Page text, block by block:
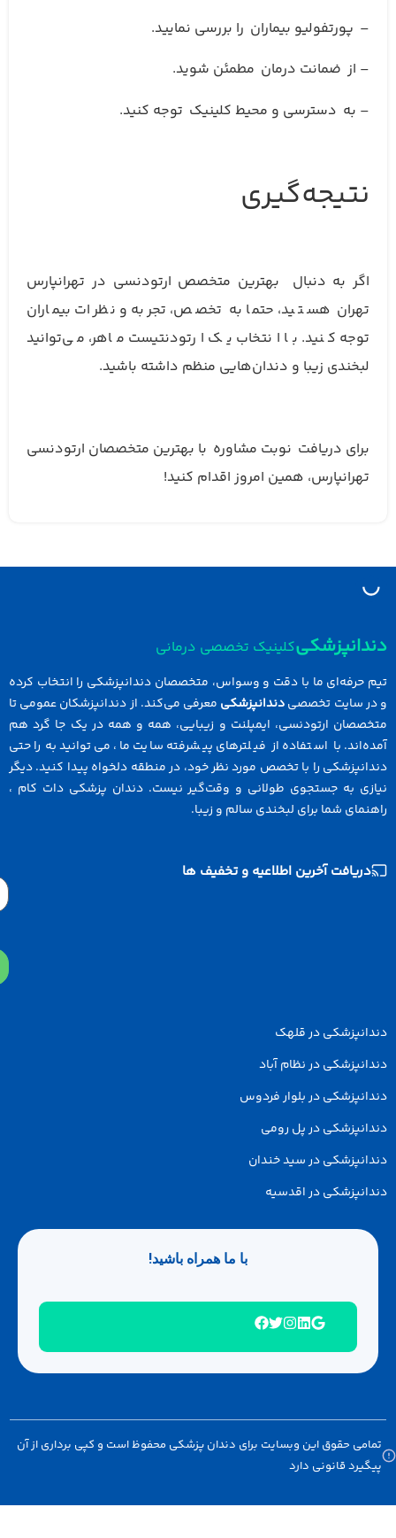
– پورتفولیو بیماران را بررسی نمایید.
– از ضمانت درمان مطمئن شوید.
– به دسترسی و محیط کلینیک توجه کنید.
نتیجه‌گیری
اگر به دنبال بهترین متخصص ارتودنسی در تهرانپارس
تهران هستید، حتما به تخصص، تجربه و نظرات بیماران
توجه کنید. با انتخاب یک ارتودنتیست ماهر، می‌توانید
لبخندی زیبا و دندان‌هایی منظم داشته باشید.
برای دریافت نوبت مشاوره با بهترین متخصصان ارتودنسی
تهرانپارس، همین امروز اقدام کنید!
کلینیک تخصصی درمانی
حرفه‌ای ما با دقت و وسواس، متخصصان دندانپزشکی را انتخاب کرده
سایت تخصصیدندانپزشکیمعرفی می‌کند. از دندانپزشکان عمومی تا
ارتودنسی، ایمپلنت و زیبایی، همه و همه در یک جا گرد هم
با استفاده از فیلترهای پیشرفته سایت ما، می‌توانید به راحتی
را با تخصص مورد نظر خود، در منطقه دلخواه پیدا کنید. دیگر
به جستجوی طولانی و وقت‌گیر نیست. دندان پزشکی دات کام ،
شما برای لبخندی سالم و زیبا.
دریافت آخرین اطلاعیه و تخفیف ها
در قلهک
در نظام آباد
در بلوار فردوس
در پل رومی
در سید خندان
در اقدسیه
با ما همراه باشید!
حقوق این وبسایت برای دندان پزشکی محفوظ است و کپی برداری از آن
قانونی دارد